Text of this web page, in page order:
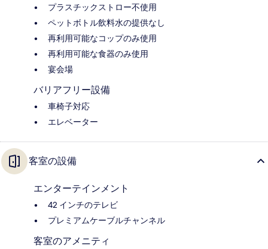
プラスチックストロー不使用
ペットボトル飲料水の提供なし
再利用可能なコップのみ使用
再利用可能な食器のみ使用
宴会場
バリアフリー設備
車椅子対応
エレベーター
客室の設備
エンターテインメント
42 インチのテレビ
プレミアムケーブルチャンネル
客室のアメニティ